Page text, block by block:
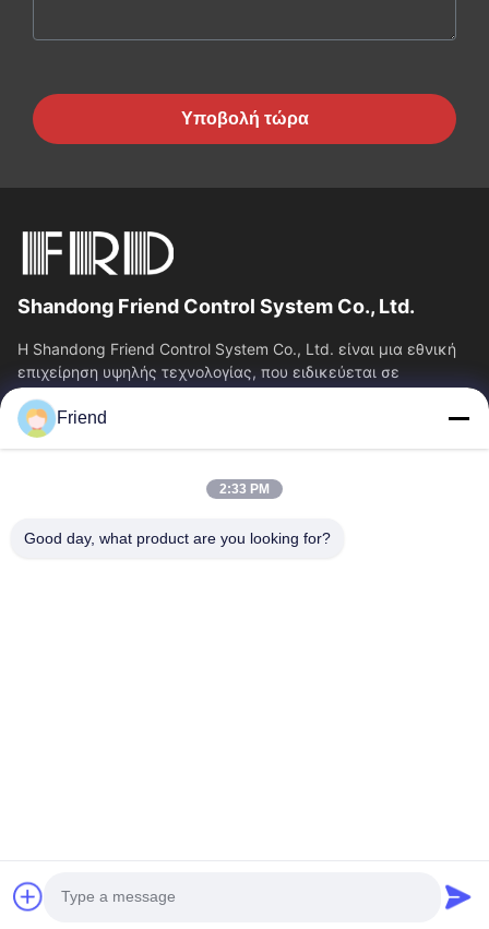
Υποβολή τώρα
Shandong Friend Control System Co., Ltd.
Η Shandong Friend Control System Co., Ltd. είναι μια εθνική
επιχείρηση υψηλής τεχνολογίας, που ειδικεύεται σε
υπηρεσίες Ε&Α οργάνων, κατασκευής...
Γρήγορες Συνδέσεις
Σχετικά Με Εμάς
Γύρος Εργοστασίων
Ποιοτικός Έλεγχος
Control System Co., Ltd.. . Διατηρούνται όλα τα πνευματικά δικαιώματα.
Friend
2:33 PM
Good day, what product are you looking for?